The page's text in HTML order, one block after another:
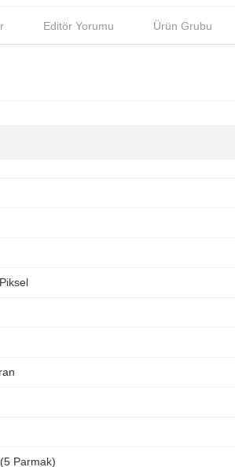
Editör Yorumu Ürün Grubu
Parmak)